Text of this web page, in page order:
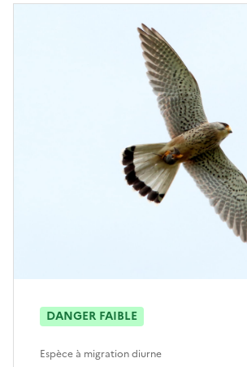
DANGER FAIBLE
Espèce à migration diurne